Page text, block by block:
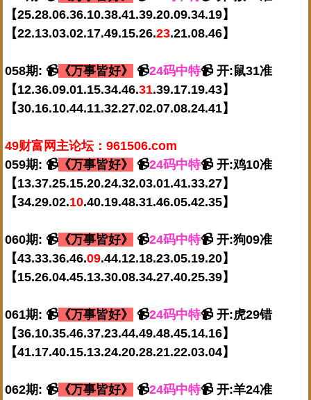
【25.28.06.36.10.38.41.39.20.09.34.19】
【22.13.03.02.17.49.15.26.23.21.08.46】
058期: 📹 《万事皆好》 📹24码中特📹 开:鼠31准
【12.36.09.01.15.34.46.31.39.17.19.43】
【30.16.10.44.11.32.27.02.07.08.24.41】
49财富网主论坛：961506.com
059期: 📹 《万事皆好》 📹24码中特📹 开:鸡10准
【13.37.25.15.20.24.32.03.01.41.33.27】
【34.29.02.10.40.19.48.31.46.05.42.35】
060期: 📹 《万事皆好》 📹24码中特📹 开:狗09准
【43.33.36.46.09.44.12.18.23.05.19.20】
【15.26.04.45.13.30.08.34.27.40.25.39】
061期: 📹 《万事皆好》 📹24码中特📹 开:虎29错
【36.10.35.46.37.23.44.49.48.45.14.16】
【41.17.40.15.13.24.20.28.21.22.03.04】
062期: 📹 《万事皆好》 📹24码中特📹 开:羊24准